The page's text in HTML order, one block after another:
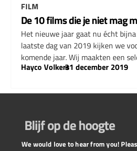
FILM
De 10 films die je niet mag
Het nieuwe jaar gaat nu écht
laatste dag van 2019 kijken we
komende jaar. Wij maakten een
Hayco Volkers
–
31 december 2019
Blijf op de hoogte
We would love to hear from you!